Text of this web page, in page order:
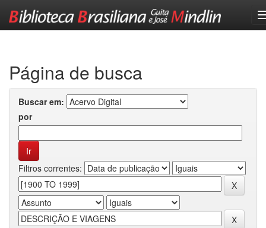
Página de busca
Buscar em:
por
Filtros correntes: